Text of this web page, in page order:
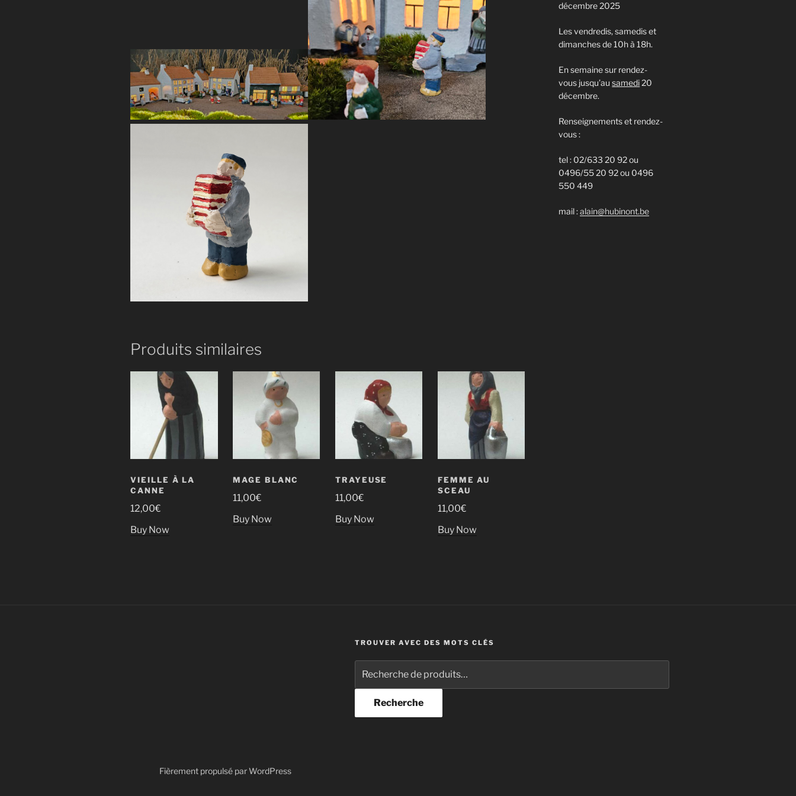
Produits similaires
VIEILLE À LA
CANNE
12,00€
Buy Now
MAGE BLANC
11,00€
Buy Now
TRAYEUSE
11,00€
Buy Now
FEMME AU
SCEAU
11,00€
Buy Now
décembre 2025
Les vendredis, samedis et
dimanches de 10h à 18h.
En semaine sur rendez-
vous jusqu’ausamedi20
décembre.
Renseignements et rendez-
vous :
tel : 02/633 20 92 ou
0496/55 20 92 ou 0496
550 449
mail :alain@hubinont.be
TROUVER AVEC DES MOTS CLÉS
pour :
Recherche
Fièrement propulsé par WordPress